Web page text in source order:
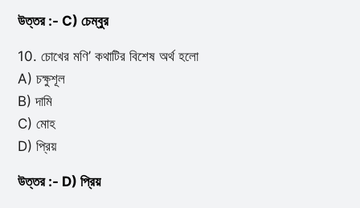
উত্তর :- C) চেম্বুর
10. চোখের মণি’ কথাটির বিশেষ অর্থ হলো
A) চক্ষুশূল
B) দামি
C) মোহ
D) প্রিয়
উত্তর :- D) প্রিয়